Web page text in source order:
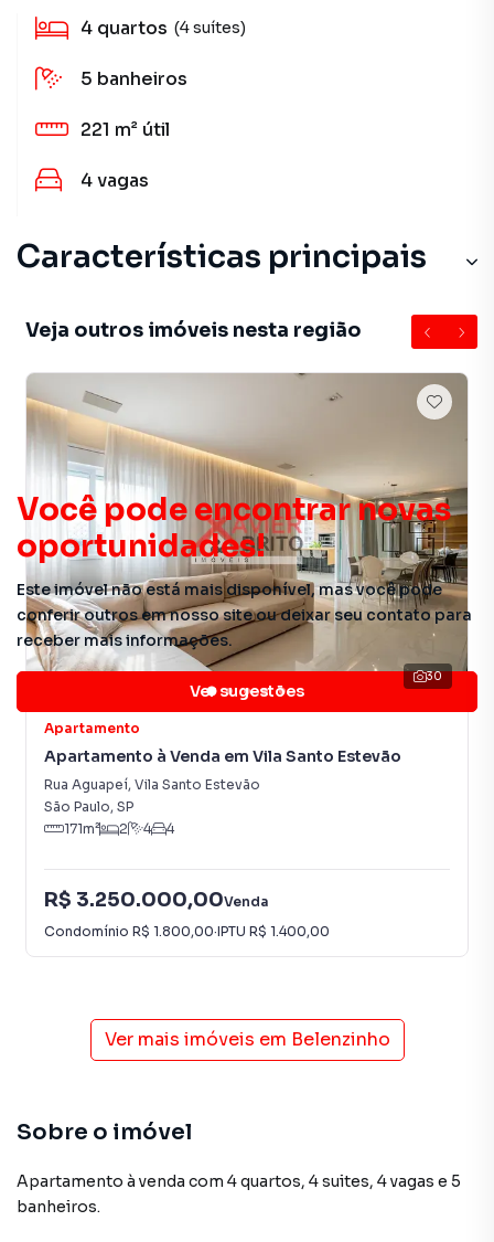
Você pode encontrar novas
oportunidades!
Este imóvel não está mais disponível, mas você pode
conferir outros em nosso site ou deixar seu contato para
receber mais informações.
Ver sugestões
4 quartos (4 suítes)
5 banheiros
221 m² útil
4vagas
Características principais
Veja outros imóveis nesta região
30
Apartamento
Apartamento à Venda em Vila Santo Estevão
Rua Aguapeí, Vila Santo Estevão
São Paulo, SP
171m² 2 4 4
R$ 3.250.000,00Venda
Condomínio R$ 1.800,00·IPTU R$ 1.400,00
Ver mais imóveis em Belenzinho
Sobre o imóvel
Apartamento à venda com 4 quartos, 4 suites, 4 vagas e 5
banheiros.